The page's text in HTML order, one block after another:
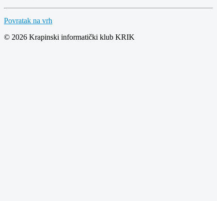
Povratak na vrh
© 2026 Krapinski informatički klub KRIK